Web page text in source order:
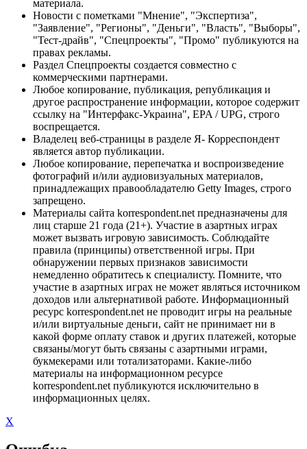
материала.
Новости с пометками "Мнение", "Экспертиза",
"Заявление", "Регионы", "Деньги", "Власть", "Выборы",
"Тест-драйв", "Спецпроекты", "Промо" публикуются на
правах рекламы.
Раздел Спецпроекты создается совместно с
коммерческими партнерами.
Любое копирование, публикация, републикация и
другое распространение информации, которое содержит
ссылку на "Интерфакс-Украина", EPA / UPG, строго
воспрещается.
Владелец веб-страницы в разделе Я- Корреспондент
является автор публикации.
Любое копирование, перепечатка и воспроизведение
фотографий и/или аудиовизуальных материалов,
принадлежащих правообладателю Getty Images, строго
запрещено.
Материалы сайта korrespondent.net предназначены для
лиц старше 21 года (21+). Участие в азартных играх
может вызвать игровую зависимость. Соблюдайте
правила (принципы) ответственной игры. При
обнаружении первых признаков зависимости
немедленно обратитесь к специалисту. Помните, что
участие в азартных играх не может являться источником
доходов или альтернативой работе. Информационный
ресурс korrespondent.net не проводит игры на реальные
и/или виртуальные деньги, сайт не принимает ни в
какой форме оплату ставок и других платежей, которые
связаны/могут быть связаны с азартными играми,
букмекерами или тотализаторами. Какие-либо
материалы на информационном ресурсе
korrespondent.net публикуются исключительно в
информационных целях.
X